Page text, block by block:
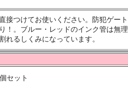
接つけてお使いください。防犯ゲート
！。ブルー・レッドのインク管は無理
れるしくみになっています。
セット